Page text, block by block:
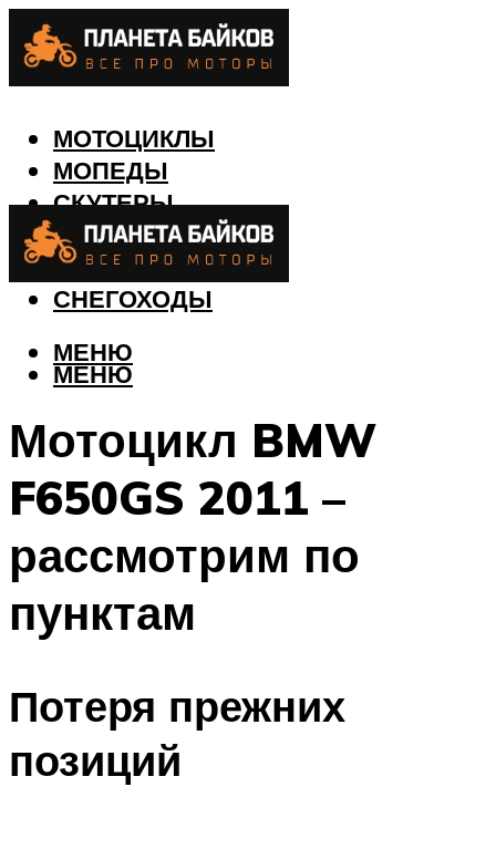
МОТОЦИКЛЫ
МОПЕДЫ
СКУТЕРЫ
КВАДРОЦИКЛЫ
ЛОДКИ
СНЕГОХОДЫ
МЕНЮ
МЕНЮ
Мотоцикл BMW
F650GS 2011 –
рассмотрим по
пунктам
Потеря прежних
позиций